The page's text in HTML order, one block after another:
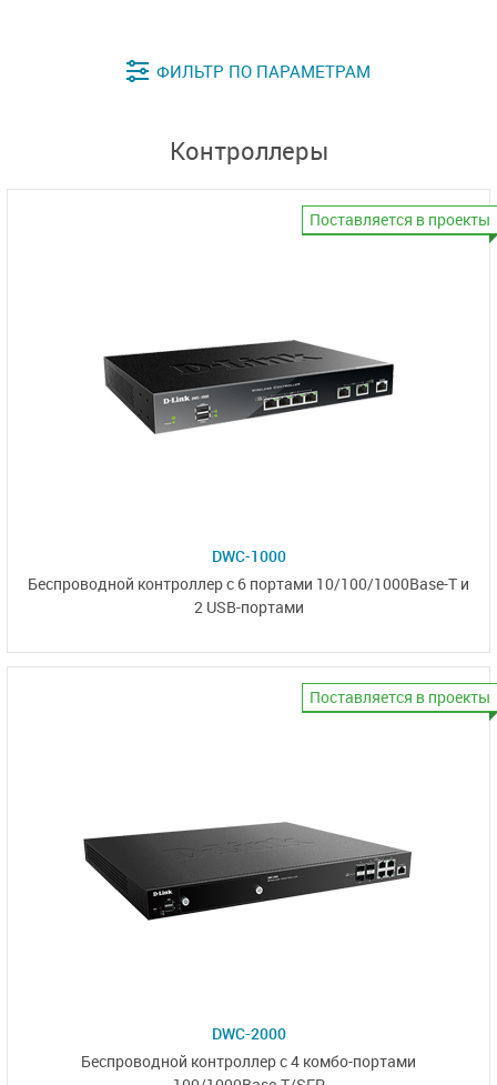
Контроллеры
Поставляется в проекты
DWC-1000
Беспроводной контроллерс 6 портами 10/100/1000Base-T и
2 USB-портами
Поставляется в проекты
DWC-2000
Беспроводной контроллер с 4 комбо-портами